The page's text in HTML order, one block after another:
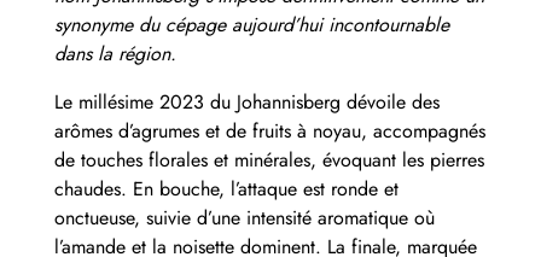
synonyme du cépage aujourd’hui incontournable
dans la région.
Le millésime 2023 du Johannisberg dévoile des
arômes d’agrumes et de fruits à noyau, accompagnés
de touches florales et minérales, évoquant les pierres
chaudes. En bouche, l’attaque est ronde et
onctueuse, suivie d’une intensité aromatique où
l’amande et la noisette dominent. La finale, marquée